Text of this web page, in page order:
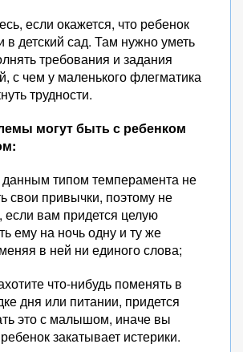
если окажется, что ребенок
в детский сад. Там нужно уметь
требования и задания
с чем у маленького флегматика
трудности.
могут быть с ребенком
типом темперамента не
свои привычки, поэтому не
если вам придется целую
ему на ночь одну и ту же
в ней ни единого слова;
что-нибудь поменять в
дня или питании, придется
это с малышом, иначе вы
закатывает истерики.